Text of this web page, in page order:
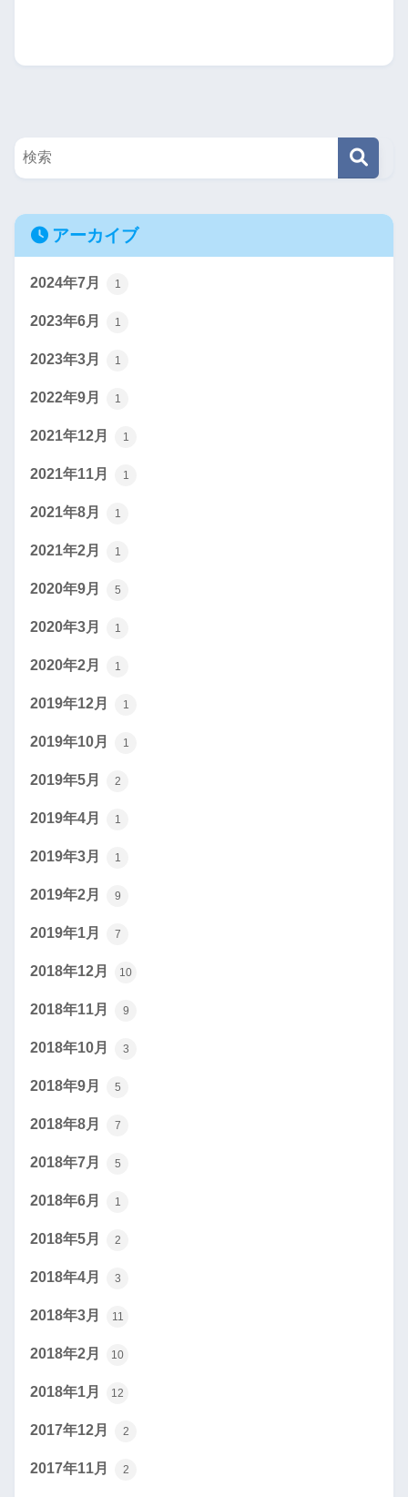
アーカイブ
2024年7月 1
2023年6月 1
2023年3月 1
2022年9月 1
2021年12月 1
2021年11月 1
2021年8月 1
2021年2月 1
2020年9月 5
2020年3月 1
2020年2月 1
2019年12月 1
2019年10月 1
2019年5月 2
2019年4月 1
2019年3月 1
2019年2月 9
2019年1月 7
2018年12月 10
2018年11月 9
2018年10月 3
2018年9月 5
2018年8月 7
2018年7月 5
2018年6月 1
2018年5月 2
2018年4月 3
2018年3月 11
2018年2月 10
2018年1月 12
2017年12月 2
2017年11月 2